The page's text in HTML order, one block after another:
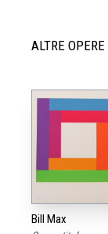
ALTRE
Bill Max